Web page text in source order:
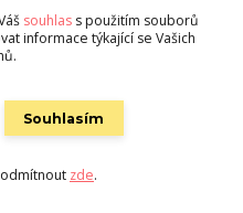
Eshop-rychle.cz
souhlas s použitím souborů
informace týkající se Vašich
Souhlasím
zde.